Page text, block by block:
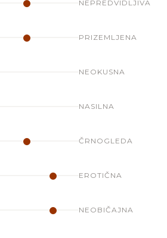
NEPREDVIDLJIVA
PRIZEMLJENA
NEOKUSNA
NASILNA
ČRNOGLEDA
EROTIČNA
NEOBIČAJNA